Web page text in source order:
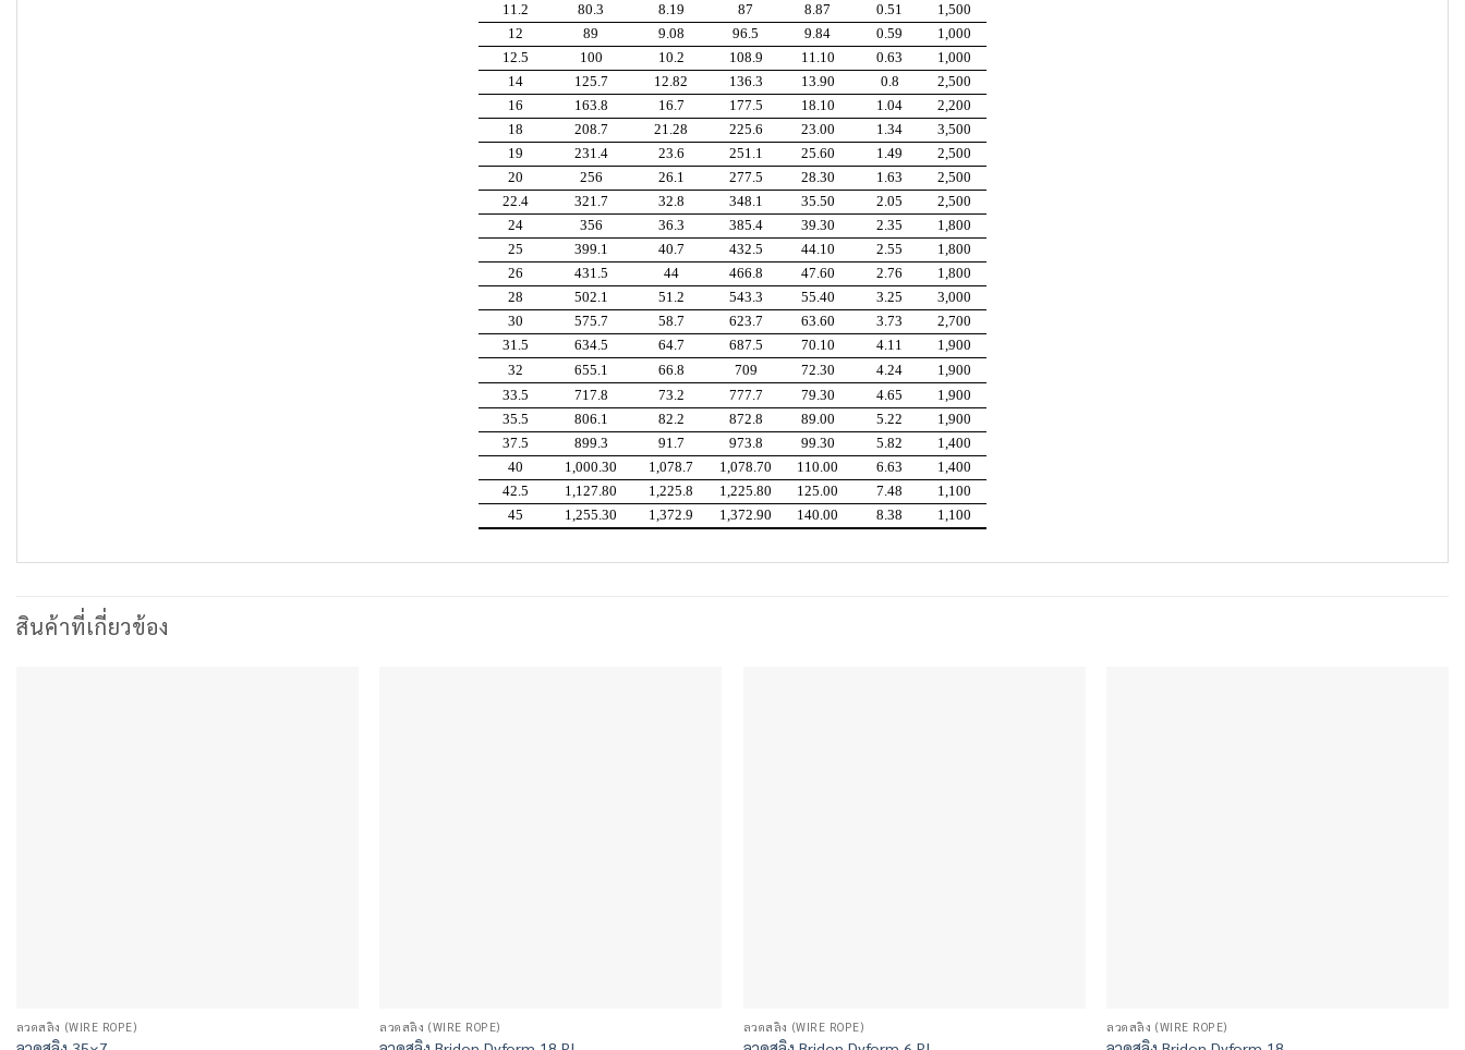
11.2
80.3 8.19 87 8.87 0.51
1,500
12
89 9.08 96.5 9.84 0.59
1,000
12.5
100 10.2 108.9 11.10 0.63
1,000
14
125.7 12.82 136.3 13.90 0.8
2,500
16
163.8 16.7 177.5 18.10 1.04
2,200
18
208.7 21.28 225.6 23.00 1.34
3,500
19
231.4 23.6 251.1 25.60 1.49
2,500
20
256 26.1 277.5 28.30 1.63
2,500
22.4
321.7 32.8 348.1 35.50 2.05
2,500
24
356 36.3 385.4 39.30 2.35
1,800
25
399.1 40.7 432.5 44.10 2.55
1,800
26
431.5 44 466.8 47.60 2.76
1,800
28
502.1 51.2 543.3 55.40 3.25
3,000
30
575.7 58.7 623.7 63.60 3.73
2,700
31.5
634.5 64.7 687.5 70.10 4.11
1,900
32
655.1 66.8 709 72.30 4.24
1,900
33.5
717.8 73.2 777.7 79.30 4.65
1,900
35.5
806.1 82.2 872.8 89.00 5.22
1,900
37.5
899.3 91.7 973.8 99.30 5.82
1,400
40
1,000.30 1,078.7 1,078.70 110.00 6.63
1,400
42.5
1,127.80 1,225.8 1,225.80 125.00 7.48
1,100
45
1,255.30 1,372.9 1,372.90 140.00 8.38 1,100
สินค้าที่เกี่ยวข้อง
ลวดสลิง (WIRE ROPE) ลวดสลิง (WIRE ROPE) ลวดสลิง (WIRE ROPE) ลวดสลิง (WIRE ROPE)